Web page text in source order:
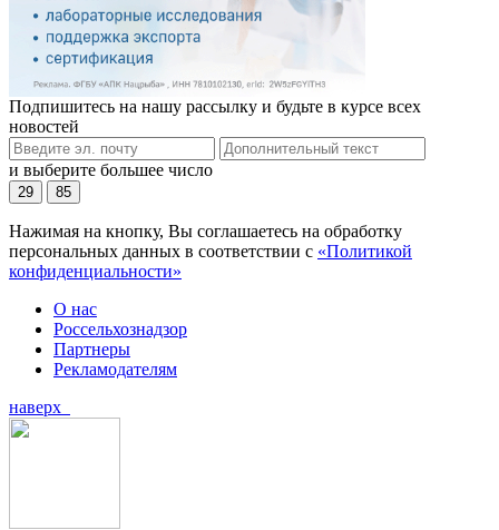
Подпишитесь на нашу рассылку и будьте в курсе всех
новостей
и выберите большее число
29 85
Нажимая на кнопку, Вы соглашаетесь на обработку
персональных данных в соответствии с «Политикой
конфиденциальности»
О нас
Россельхознадзор
Партнеры
Рекламодателям
наверх